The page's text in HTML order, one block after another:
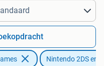
Nintendo 2DS en